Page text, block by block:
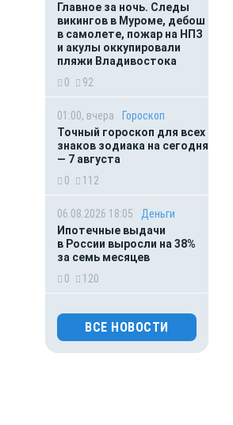
Главное за ночь. Следы
викингов в Муроме, дебош
в самолете, пожар на НПЗ
и акулы оккупировали
пляжи Владивостока
0
92
01:00, вчера
Гороскоп
Точный гороскоп для всех
знаков зодиака на сегодня
— 7 августа
0
112
06.08.2026 18:05
Деньги
Ипотечные выдачи
в России выросли на 38%
за семь месяцев
0
120
06.08.2026 15:10
Погода
Белгородцы рискуют
получить солнечный удар:
в регионе жара под 40
ВСЕ НОВОСТИ